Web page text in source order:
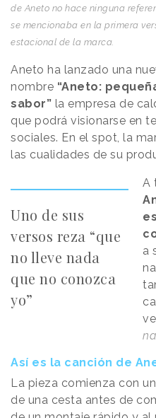
de Aneto no hace ninguna
se mencionaba en la primera
estacional de la marca.
Aneto ha lanzado una
nombre “Aneto:
sabor” la empresa de
que podrá visionarse en
sociales. En el spot, la
las cualidades de su
Uno de sus
versos reza “que
no lleve nada
que no conozca
yo”
A
a
Así es la canción de
La pieza comienza con
de una cesta antes de